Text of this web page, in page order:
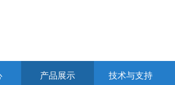
产品展示 技术与支持